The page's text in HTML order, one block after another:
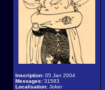
Inscription: 05 Jan 2004
Messages: 31583
Localisation: Joker